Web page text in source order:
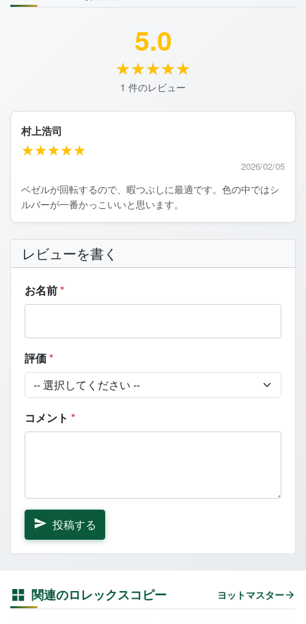
5.0
★★★★★
1 件のレビュー
村上浩司
★★★★★
2026/02/05
ベゼルが回転するので、暇つぶしに最適です。色の中ではシ
ルバーが一番かっこいいと思います。
レビューを書く
お名前*
評価*
コメント *
投稿する
関連のロレックスコピー ヨットマスター